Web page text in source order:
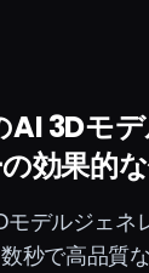
3Dモ
効果的
デルジェネ
秒で高品質